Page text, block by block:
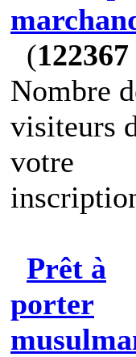
(122367
Nombre
visiteurs
votre
Prêt à
porter